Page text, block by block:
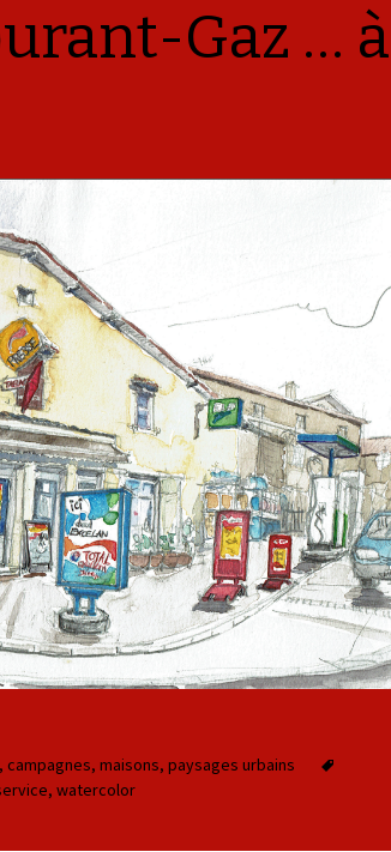
Gaz … à
, campagnes, maisons, paysages urbains
, watercolor